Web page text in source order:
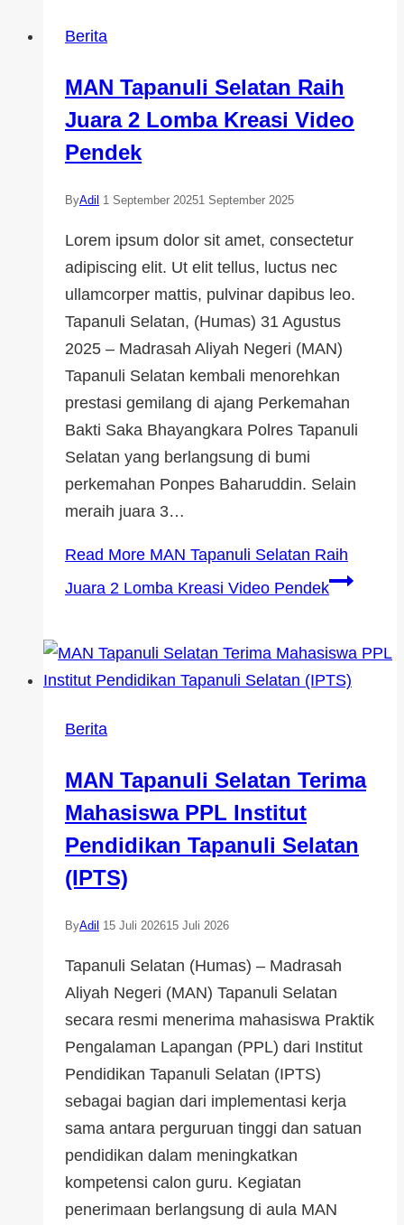
Berita
MAN Tapanuli Selatan Raih
Juara 2 Lomba Kreasi Video
Pendek
ByAdil 1 September 20251 September 2025
Lorem ipsum dolor sit amet, consectetur
adipiscing elit. Ut elit tellus, luctus nec
ullamcorper mattis, pulvinar dapibus leo.
Tapanuli Selatan, (Humas) 31 Agustus
2025 – Madrasah Aliyah Negeri (MAN)
Tapanuli Selatan kembali menorehkan
prestasi gemilang di ajang Perkemahan
Bakti Saka Bhayangkara Polres Tapanuli
Selatan yang berlangsung di bumi
perkemahan Ponpes Baharuddin. Selain
meraih juara 3…
Read More MAN Tapanuli Selatan Raih
Juara 2 Lomba Kreasi Video Pendek
Berita
MAN Tapanuli Selatan Terima
Mahasiswa PPL Institut
Pendidikan Tapanuli Selatan
(IPTS)
ByAdil 15 Juli 202615 Juli 2026
Tapanuli Selatan (Humas) – Madrasah
Aliyah Negeri (MAN) Tapanuli Selatan
secara resmi menerima mahasiswa Praktik
Pengalaman Lapangan (PPL) dari Institut
Pendidikan Tapanuli Selatan (IPTS)
sebagai bagian dari implementasi kerja
sama antara perguruan tinggi dan satuan
pendidikan dalam meningkatkan
kompetensi calon guru. Kegiatan
penerimaan berlangsung di aula MAN